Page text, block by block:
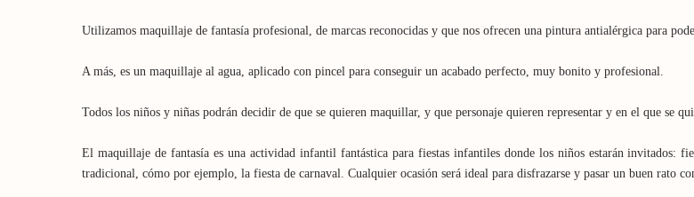
Utilizamos maquillaje de fantasía profesional, de marcas reconocidas y que nos ofrecen una pintura antialérgica para
A más, es un maquillaje al agua, aplicado con pincel para conseguir un acabado perfecto, muy bonito y profesional.
Todos los niños y niñas podrán decidir de que se quieren maquillar, y que personaje quieren representar y en el que se
El maquillaje de fantasía es una actividad infantil fantástica para fiestas infantiles donde los niños estarán invitados:
tradicional, cómo por ejemplo, la fiesta de carnaval. Cualquier ocasión será ideal para disfrazarse y pasar un buen rato